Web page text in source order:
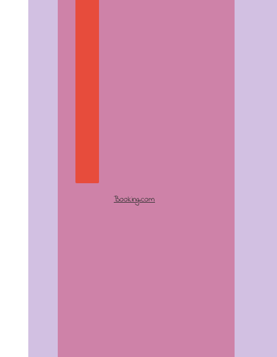
Booking.com